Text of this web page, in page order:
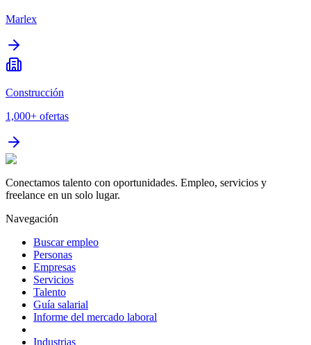
Marlex
Construcción
1,000+ ofertas
Conectamos talento con oportunidades. Empleo, servicios y
freelance en un solo lugar.
Navegación
Buscar empleo
Personas
Empresas
Servicios
Talento
Guía salarial
Informe del mercado laboral
Industrias